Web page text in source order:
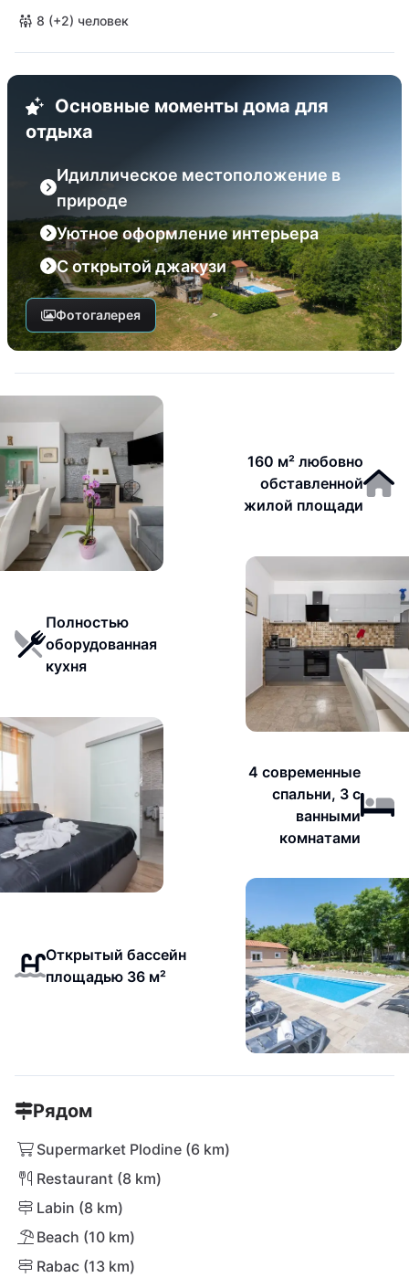
8 (+2) человек
Основные моменты дома для
отдыха
Идиллическое местоположение в
природе
Уютное оформление интерьера
С открытой джакузи
Фотогалерея
160 м² любовно
обставленной
жилой площади
Полностью
оборудованная
кухня
4 современные
спальни, 3 с
ванными
комнатами
Открытый бассейн
площадью 36 м²
Рядом
Supermarket Plodine (6 km)
Restaurant (8 km)
Labin (8 km)
Beach (10 km)
Rabac (13 km)